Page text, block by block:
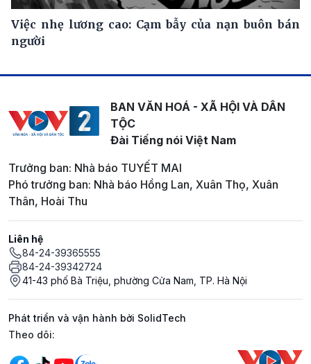
Việc nhẹ lương cao: Cạm bẫy của nạn buôn bán
người
BAN VĂN HOÁ - XÃ HỘI VÀ DÂN
TỘC
Đài Tiếng nói Việt Nam
Trưởng ban: Nhà báo TUYẾT MAI
Phó trưởng ban: Nhà báo Hồng Lan, Xuân Thọ, Xuân
Thân, Hoài Thu
Liên hệ
84-24-39365555
84-24-39342724
41-43 phố Bà Triệu, phường Cửa Nam, TP. Hà Nội
Phát triển và vận hành bởi SolidTech
Mạng xã hội
Theo dõi: